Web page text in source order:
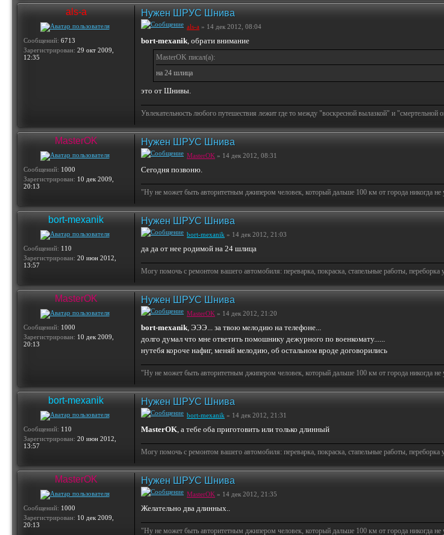
als-a
Сообщений: 6713
Зарегистрирован: 29 окт 2009,
12:35
Нужен ШРУС Шнива
als-a » 14 дек 2012, 08:04
bort-mexanik, обрати внимание
MasterOK писал(а):
на 24 шлица
это от Шнивы.
Увлекательность любого путешествия лежит где то между "воскресной вылазкой" и "смертельной
MasterOK
Сообщений: 1000
Зарегистрирован: 10 дек 2009,
20:13
Нужен ШРУС Шнива
MasterOK » 14 дек 2012, 08:31
Сегодня позвоню.
"Ну не может быть авторитетным джипером человек, который дальше 100 км от города никогда
bort-mexanik
Сообщений: 110
Зарегистрирован: 20 июн 2012,
13:57
Нужен ШРУС Шнива
bort-mexanik » 14 дек 2012, 21:03
да да от нее родимой на 24 шлица
Могу помочь с ремонтом вашего автомобиля: переварка, покраска, стапельные работы, переборка
MasterOK
Сообщений: 1000
Зарегистрирован: 10 дек 2009,
20:13
Нужен ШРУС Шнива
MasterOK » 14 дек 2012, 21:20
bort-mexanik, ЭЭЭ... за твою мелодию на телефоне...
долго думал что мне ответить помошнику дежурного по военкомату......
нутебя короче нафиг, меняй мелодию, об остальном вроде договорились
"Ну не может быть авторитетным джипером человек, который дальше 100 км от города никогда
bort-mexanik
Сообщений: 110
Зарегистрирован: 20 июн 2012,
13:57
Нужен ШРУС Шнива
bort-mexanik » 14 дек 2012, 21:31
MasterOK, а тебе оба приготовить или только длинный
Могу помочь с ремонтом вашего автомобиля: переварка, покраска, стапельные работы, переборка
MasterOK
Сообщений: 1000
Зарегистрирован: 10 дек 2009,
20:13
Нужен ШРУС Шнива
MasterOK » 14 дек 2012, 21:35
Желательно два длинных..
"Ну не может быть авторитетным джипером человек, который дальше 100 км от города никогда